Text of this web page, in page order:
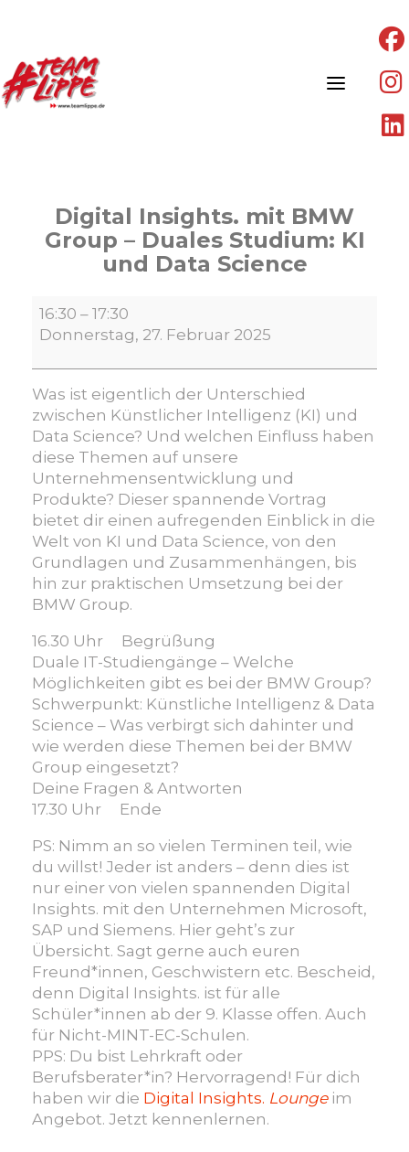
Digital Insights. mit BMW
Group – Duales Studium: KI
und Data Science
Digital
Insights.
BMW
Group
–
Duales
Studium:
KI
und
Data
Science
16:30 – 17:30
Donnerstag, 27. Februar 2025
Was ist eigentlich der Unterschied
zwischen Künstlicher Intelligenz (KI) und
Data Science? Und welchen Einfluss haben
diese Themen auf unsere
Unternehmensentwicklung und
Produkte? Dieser spannende Vortrag
bietet dir einen aufregenden Einblick in die
Welt von KI und Data Science, von den
Grundlagen und Zusammenhängen, bis
hin zur praktischen Umsetzung bei der
BMW Group.
16.30 Uhr Begrüßung
Duale IT-Studiengänge – Welche
Möglichkeiten gibt es bei der BMW Group?
Schwerpunkt: Künstliche Intelligenz & Data
Science – Was verbirgt sich dahinter und
wie werden diese Themen bei der BMW
Group eingesetzt?
Deine Fragen & Antworten
17.30 Uhr Ende
PS: Nimm an so vielen Terminen teil, wie
du willst! Jeder ist anders – denn dies ist
nur einer von vielen spannenden Digital
Insights. mit den Unternehmen Microsoft,
SAP und Siemens. Hier geht’s zur
Übersicht. Sagt gerne auch euren
Freund*innen, Geschwistern etc. Bescheid,
denn Digital Insights. ist für alle
Schüler*innen ab der 9. Klasse offen. Auch
für Nicht-MINT-EC-Schulen.
PPS: Du bist Lehrkraft oder
Berufsberater*in? Hervorragend! Für dich
haben wir die Digital Insights. Lounge im
Angebot. Jetzt kennenlernen.